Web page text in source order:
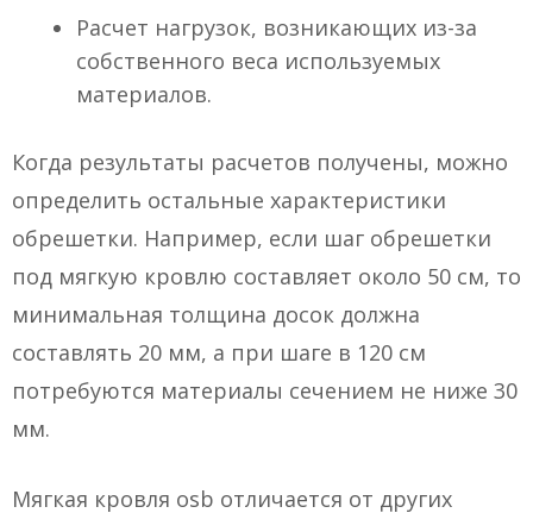
Расчет нагрузок, возникающих из-за
собственного веса используемых
материалов.
Когда результаты расчетов получены, можно
определить остальные характеристики
обрешетки. Например, если шаг обрешетки
под мягкую кровлю составляет около 50 см, то
минимальная толщина досок должна
составлять 20 мм, а при шаге в 120 см
потребуются материалы сечением не ниже 30
мм.
Мягкая кровля osb отличается от других